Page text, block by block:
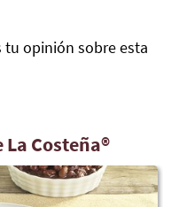
opinión sobre esta
Costeña®